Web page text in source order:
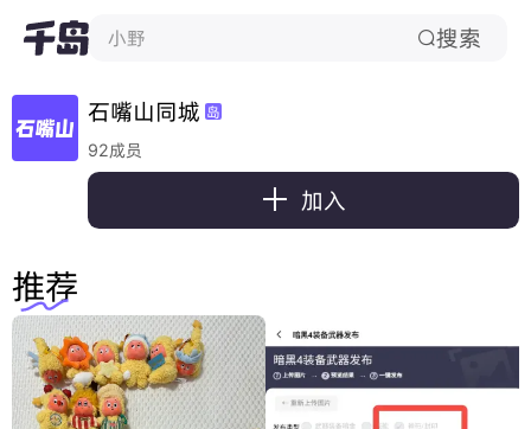
小野 搜索
石嘴山同城 岛
92成员
 加入
推荐